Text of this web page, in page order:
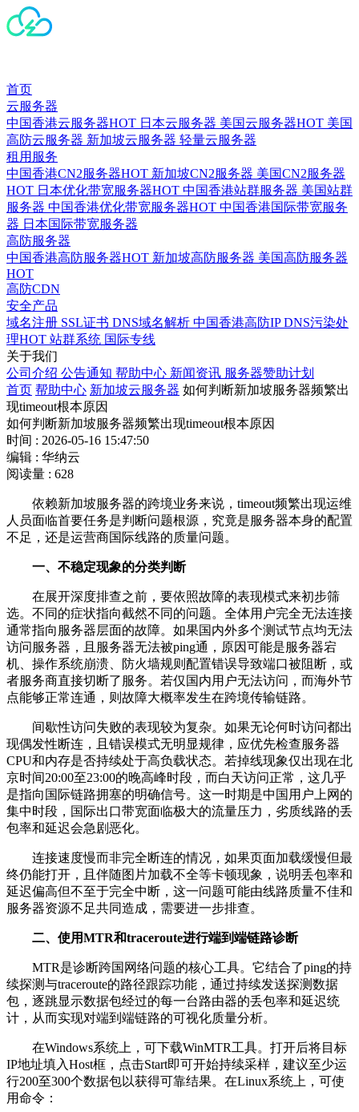
首页
云服务器
中国香港云服务器HOT 日本云服务器 美国云服务器HOT 美国
高防云服务器 新加坡云服务器 轻量云服务器
租用服务
中国香港CN2服务器HOT 新加坡CN2服务器 美国CN2服务器
HOT 日本优化带宽服务器HOT 中国香港站群服务器 美国站群
服务器 中国香港优化带宽服务器HOT 中国香港国际带宽服务
器 日本国际带宽服务器
高防服务器
中国香港高防服务器HOT 新加坡高防服务器 美国高防服务器
HOT
高防CDN
安全产品
域名注册 SSL证书 DNS域名解析 中国香港高防IPDNS污染处
理HOT 站群系统 国际专线
关于我们
公司介绍 公告通知 帮助中心 新闻资讯 服务器赞助计划
首页 帮助中心 新加坡云服务器 如何判断新加坡服务器频繁出
现timeout根本原因
如何判断新加坡服务器频繁出现timeout根本原因
时间 : 2026-05-16 15:47:50
编辑 : 华纳云
阅读量 : 628
依赖新加坡服务器的跨境业务来说， timeout频繁出现运维
人员面临首要任务是判断问题根源，究竟是服务器本身的配置
不足，还是运营商国际线路的质量问题。
一、不稳定现象的分类判断
在展开深度排查之前，要依照故障的表现模式来初步筛
选。不同的症状指向截然不同的问题。全体用户完全无法连接
通常指向服务器层面的故障。如果国内外多个测试节点均无法
访问服务器，且服务器无法被ping通，原因可能是服务器宕
机、操作系统崩溃、防火墙规则配置错误导致端口被阻断，或
者服务商直接切断了服务。若仅国内用户无法访问，而海外节
点能够正常连通，则故障大概率发生在跨境传输链路。
间歇性访问失败的表现较为复杂。如果无论何时访问都出
现偶发性断连，且错误模式无明显规律，应优先检查服务器
CPU和内存是否持续处于高负载状态。若掉线现象仅出现在北
京时间20:00至23:00的晚高峰时段，而白天访问正常，这几乎
是指向国际链路拥塞的明确信号。这一时期是中国用户上网的
集中时段，国际出口带宽面临极大的流量压力，劣质线路的丢
包率和延迟会急剧恶化。
连接速度慢而非完全断连的情况，如果页面加载缓慢但最
终仍能打开，且伴随图片加载不全等卡顿现象，说明丢包率和
延迟偏高但不至于完全中断，这一问题可能由线路质量不佳和
服务器资源不足共同造成，需要进一步排查。
二、使用MTR和traceroute进行端到端链路诊断
MTR是诊断跨国网络问题的核心工具。它结合了ping的持
续探测与traceroute的路径跟踪功能，通过持续发送探测数据
包，逐跳显示数据包经过的每一台路由器的丢包率和延迟统
计，从而实现对端到端链路的可视化质量分析。
在Windows系统上，可下载WinMTR工具。打开后将目标
IP地址填入Host框，点击Start即可开始持续采样，建议至少运
行200至300个数据包以获得可靠结果。在Linux系统上，可使
用命令：